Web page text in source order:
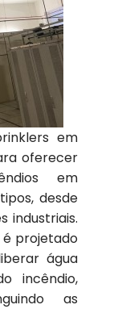
em
oferecer
em
desde
industriais.
projetado
água
incêndio,
as